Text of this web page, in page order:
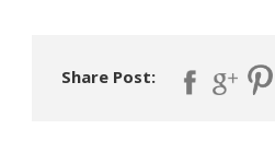
Share Post: